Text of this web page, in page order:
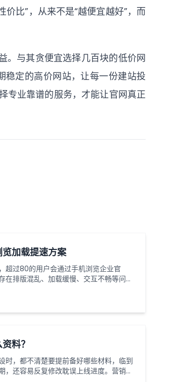
比”，从来不是“越便宜越好”，而
。与其贪便宜选择几百块的低价网
稳定的高价网站，让每一份建站投
专业靠谱的服务，才能让官网真正
加载提速方案
超过80的用户会通过手机浏览企业官
在排版混乱、加载缓慢、交互不畅等问
计优化，同时落实加载提速方案，既能
上转化奠定基础。一、移动端网站设计
料？
时，都不清楚要提前备好哪些材料，临到
还容易反复修改耽误上线进度。营销型